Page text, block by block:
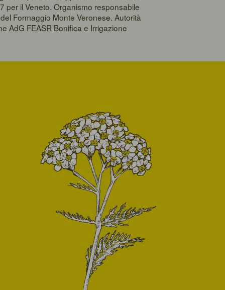
per il Veneto. Organismo responsabile
Formaggio Monte Veronese. Autorità
AdG FEASR Bonifica e Irrigazione